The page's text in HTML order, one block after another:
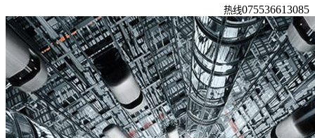
热线075536613085